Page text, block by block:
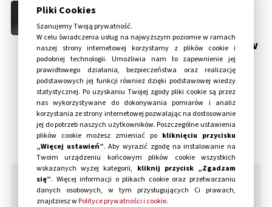
Pliki Cookies
Szanujemy Twoją prywatność.
W celu świadczenia usług na najwyższym poziomie w ramach
naszej strony internetowej korzystamy z plików cookie i
podobnej technologii. Umożliwia nam to zapewnienie jej
prawidłowego działania, bezpieczeństwa oraz realizację
podstawowych jej funkcji również dzięki podstawowej wiedzy
statystycznej. Po uzyskaniu Twojej zgody pliki cookie są przez
nas wykorzystywane do dokonywania pomiarów i analiz
korzystania ze strony internetowej pozwalając na dostosowanie
jej do potrzeb naszych użytkowników. Poszczególne ustawienia
plików cookie możesz zmieniać po kliknięciu przycisku
„Więcej ustawień”. Aby wyrazić zgodę na instalowanie na
Twoim urządzeniu końcowym plików cookie wszystkich
wskazanych wyżej kategorii, kliknij przycisk „Zgadzam
się”. Więcej informacji o plikach cookie oraz przetwarzaniu
danych osobowych, w tym przysługujących Ci prawach,
znajdziesz wPolityce prywatności i cookie.
09.10.2025
Bloober Team ujawnia
aktualny kalendarz
wydawniczy swoich projektów
PÓŹNIEJSZE
Notowania spółki
ZOBACZ